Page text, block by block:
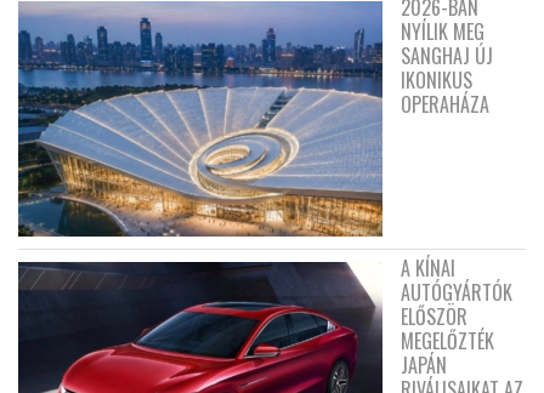
2026-BAN
NYÍLIK MEG
SANGHAJ ÚJ
IKONIKUS
OPERAHÁZA
A KÍNAI
AUTÓGYÁRTÓK
ELŐSZÖR
MEGELŐZTÉK
JAPÁN